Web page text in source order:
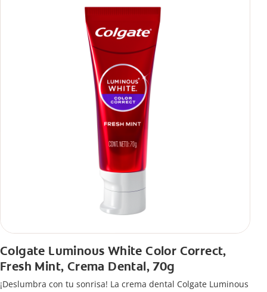
Colgate Luminous White Color Correct,
Fresh Mint, Crema Dental, 70g
¡Deslumbra con tu sonrisa! La crema dental Colgate Luminous